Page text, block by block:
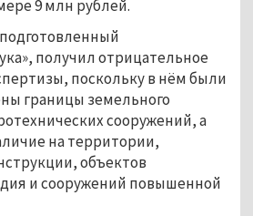
9 млн рублей.
получил отрицательное
поскольку в нём были
границы земельного
сооружений, а
на территории,
объектов
и сооружений повышенной